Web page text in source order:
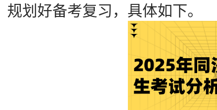
规划好备考复习，具体如下。